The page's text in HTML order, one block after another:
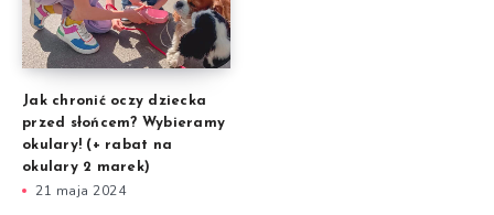
Jak chronić oczy dziecka
przed słońcem? Wybieramy
okulary! (+ rabat na
okulary 2 marek)
21 maja 2024